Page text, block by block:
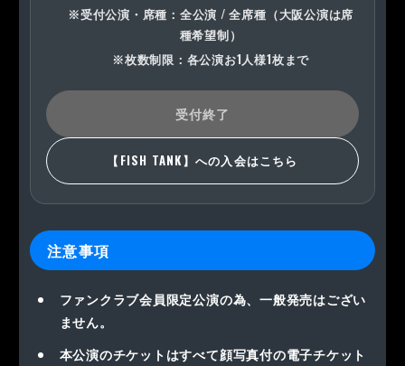
※受付公演・席種：全公演 / 全席種（大阪公演は席
種希望制）
※枚数制限：各公演お1人様1枚まで
受付終了
【FISH TANK】への入会はこちら
注意事項
ファンクラブ会員限定公演の為、一般発売はござい
ません。
本公演のチケットはすべて顔写真付の電子チケット